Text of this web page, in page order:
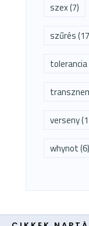
szex(7)
szűrés
tolerancia
verseny
whynot(6)